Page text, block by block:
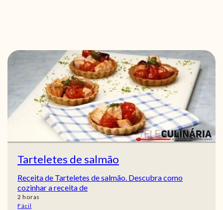
Tarteletes de salmão
Receita de Tarteletes de salmão. Descubra como
cozinhar a receita de
2 horas
horas
Fácil